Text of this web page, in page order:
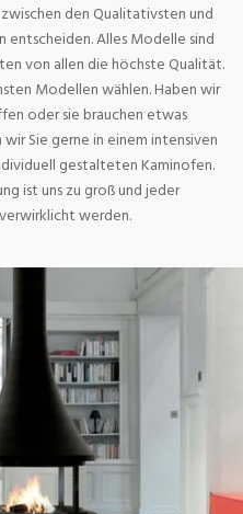
den Qualitativsten und
Alles Modelle sind
von allen die höchste Qualität.
Modellen wählen. Haben wir
oder sie brauchen etwas
Sie gerne in einem intensiven
gestalteten Kaminofen.
ist uns zu groß und jeder
werden.